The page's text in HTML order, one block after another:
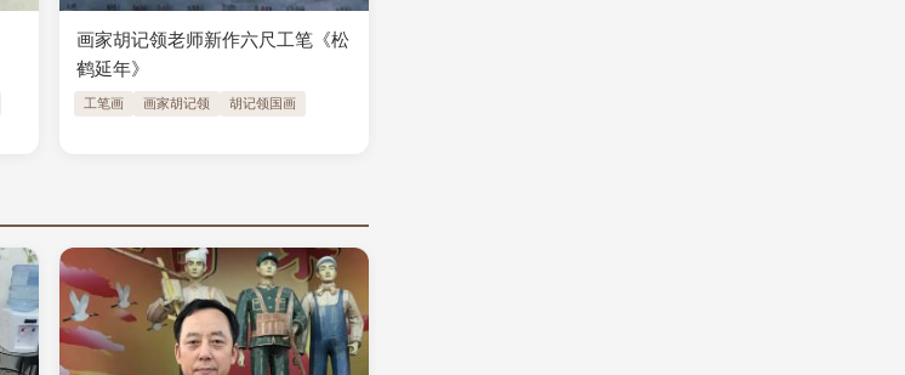
画家胡记领老师新作六尺工笔《松
鹤延年》
工笔画 画家胡记领 胡记领国画